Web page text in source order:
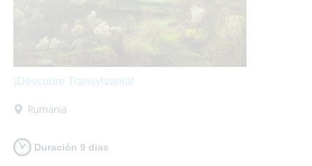
¡Descubre Transylvania!
Rumania
Duración 9 dias